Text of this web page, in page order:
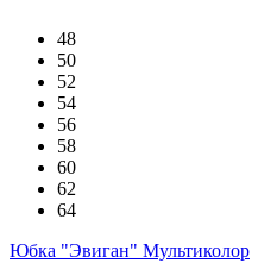
48
50
52
54
56
58
60
62
64
Юбка "Эвиган" Мультиколор